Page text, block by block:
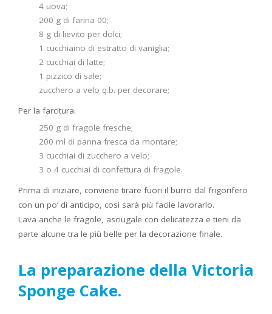
4 uova;
200 g di farina 00;
8 g di lievito per dolci;
1 cucchiaino di estratto di vaniglia;
2 cucchiai di latte;
1 pizzico di sale;
zucchero a velo q.b. per decorare;
Per la farcitura:
250 g di fragole fresche;
200 ml di panna fresca da montare;
3 cucchiai di zucchero a velo;
3 o 4 cucchiai di confettura di fragole.
Prima di iniziare, conviene tirare fuori il burro dal frigorifero
con un po’ di anticipo, così sarà più facile lavorarlo.
Lava anche le fragole, asciugale con delicatezza e tieni da
parte alcune tra le più belle per la decorazione finale.
La preparazione della Victoria
Sponge Cake.